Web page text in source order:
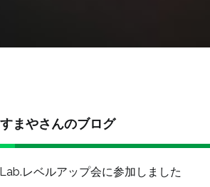
まやさんのブログ
レベルアップ会に参加しました